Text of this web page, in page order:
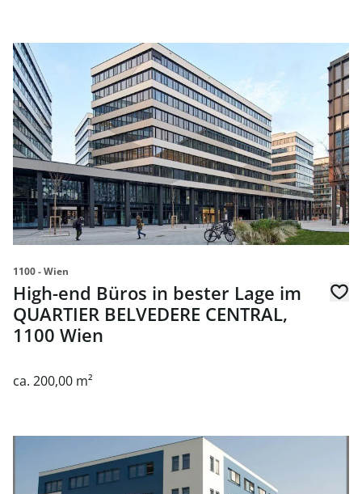
Link zur Seite High-end Büros in bester Lage im QUARTIER
1100 - Wien
High-end Büros in bester Lage im
QUARTIER BELVEDERE CENTRAL,
1100 Wien
ca. 200,00 m²
Link zur Seite Flexibles Büros und Lagerhalle in IZ-NÖ